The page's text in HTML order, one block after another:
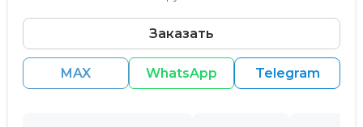
Заказать
MAX WhatsApp Telegram